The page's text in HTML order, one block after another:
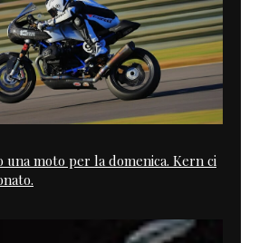
una moto per la domenica. Kern ci